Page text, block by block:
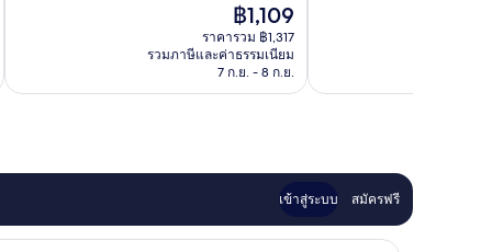
ราคา
ปัจจุบัน
คือ
฿1,109
฿1,109
ราคารวม ฿1,317
รวมภาษีและค่าธรรมเนียม
7 ก.ย. - 8 ก.ย.
เข้าสู่ระบบ สมัครฟรี